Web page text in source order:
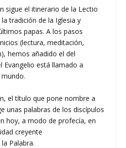
sigue el itinerario de la Lectio
tradición de la Iglesia y
papas. A los pasos
(lectura, meditación,
hemos añadido el del
está llamado a
el título que pone nombre a
unas palabras de los discípulos
hoy, a modo de profecía, en
creyente
Palabra.